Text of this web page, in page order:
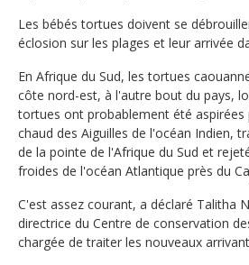
Les bébés tortues doivent se
éclosion sur les plages et leur arrivée
En Afrique du Sud, les tortues
côte nord-est, à l'autre bout du pays,
tortues ont probablement été aspirées
chaud des Aiguilles de l'océan Indien,
de la pointe de l'Afrique du Sud et
froides de l'océan Atlantique près du
C'est assez courant, a déclaré Talitha
directrice du Centre de conservation
chargée de traiter les nouveaux